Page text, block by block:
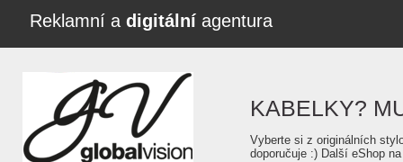
Reklamní a digitální agentura
KABELKY?
Vyberte si z originálních
doporučuje :) Další eShop